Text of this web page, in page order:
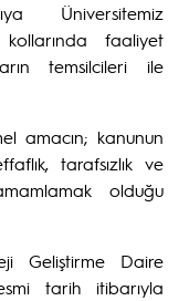
Üniversitemiz
faaliyet
temsilcileri ile
amacın; kanunun
tarafsızlık ve
olduğu
Geliştirme Daire
tarih itibarıyla